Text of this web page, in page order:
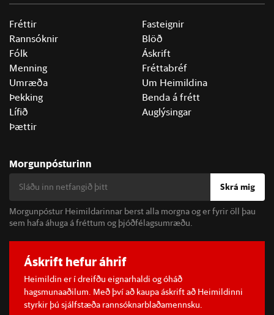
Fréttir
Rannsóknir
Fólk
Menning
Umræða
Þekking
Lífið
Þættir
Fasteignir
Blöð
Áskrift
Fréttabréf
Um Heimildina
Benda á frétt
Auglýsingar
Morgunpósturinn
Skrá mig
Morgunpóstur Heimildarinnar berst alla morgna og er fyrir öll þau
sem hafa áhuga á fréttum og þjóðfélagsumræðu.
Áskrift hefur áhrif
Heimildin er í dreifðu eignarhaldi og óháð
hagsmunaaðilum. Með því að kaupa áskrift að Heimildinni
styrkir þú sjálfstæða rannsóknarblaðamennsku.